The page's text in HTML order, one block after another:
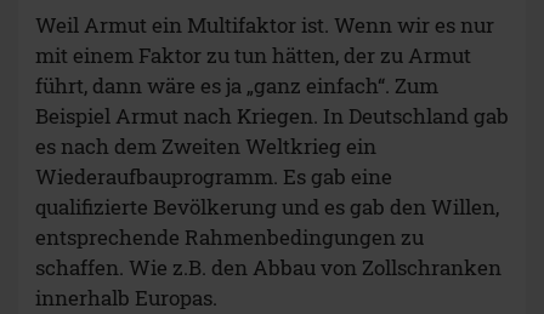
Weil Armut ein Multifaktor ist. Wenn wir es nur
mit einem Faktor zu tun hätten, der zu Armut
führt, dann wäre es ja „ganz einfach“. Zum
Beispiel Armut nach Kriegen. In Deutschland gab
es nach dem Zweiten Weltkrieg ein
Wiederaufbauprogramm. Es gab eine
qualifizierte Bevölkerung und es gab den Willen,
entsprechende Rahmenbedingungen zu
schaffen. Wie z.B. den Abbau von Zollschranken
innerhalb Europas.